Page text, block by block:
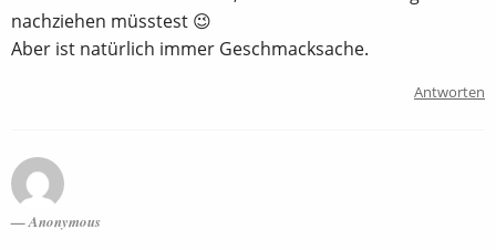
nachziehen müsstest 😉
Aber ist natürlich immer Geschmacksache.
Antworten
Anonymous